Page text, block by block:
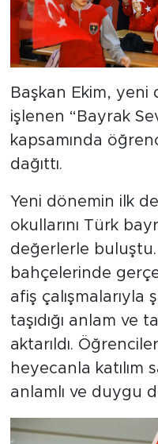
Başkan Ekim, yeni
işlenen “Bayrak
kapsamında
dağıttı.
Yeni dönemin ilk
okullarını Türk
değerlerle buluştu.
bahçelerinde
afiş çalışmalarıyla
taşıdığı anlam ve
aktarıldı.
heyecanla katılım
anlamlı ve duygu